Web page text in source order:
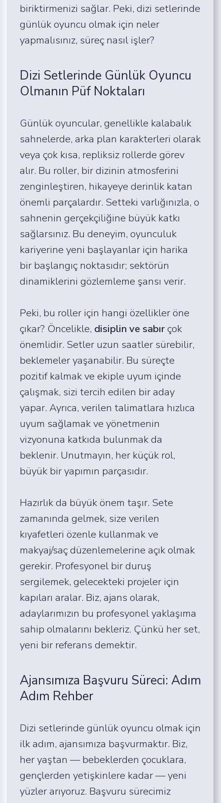
biriktirmenizi sağlar. Peki, dizi setlerinde
günlük oyuncu olmak için neler
yapmalısınız, süreç nasıl işler?
Dizi Setlerinde Günlük Oyuncu
Olmanın Püf Noktaları
Günlük oyuncular, genellikle kalabalık
sahnelerde, arka plan karakterleri olarak
veya çok kısa, repliksiz rollerde görev
alır. Bu roller, bir dizinin atmosferini
zenginleştiren, hikayeye derinlik katan
önemli parçalardır. Setteki varlığınızla, o
sahnenin gerçekçiliğine büyük katkı
sağlarsınız. Bu deneyim, oyunculuk
kariyerine yeni başlayanlar için harika
bir başlangıç noktasıdır; sektörün
dinamiklerini gözlemleme şansı verir.
Peki, bu roller için hangi özellikler öne
çıkar? Öncelikle, disiplin ve sabırçok
önemlidir. Setler uzun saatler sürebilir,
beklemeler yaşanabilir. Bu süreçte
pozitif kalmak ve ekiple uyum içinde
çalışmak, sizi tercih edilen bir aday
yapar. Ayrıca, verilen talimatlara hızlıca
uyum sağlamak ve yönetmenin
vizyonuna katkıda bulunmak da
beklenir. Unutmayın, her küçük rol,
büyük bir yapımın parçasıdır.
Hazırlık da büyük önem taşır. Sete
zamanında gelmek, size verilen
kıyafetleri özenle kullanmak ve
makyaj/saç düzenlemelerine açık olmak
gerekir. Profesyonel bir duruş
sergilemek, gelecekteki projeler için
kapıları aralar. Biz, ajans olarak,
adaylarımızın bu profesyonel yaklaşıma
sahip olmalarını bekleriz. Çünkü her set,
yeni bir referans demektir.
Ajansımıza Başvuru Süreci: Adım
Adım Rehber
Dizi setlerinde günlük oyuncu olmak için
ilk adım, ajansımıza başvurmaktır. Biz,
her yaştan — bebeklerden çocuklara,
gençlerden yetişkinlere kadar — yeni
yüzler arıyoruz. Başvuru sürecimiz